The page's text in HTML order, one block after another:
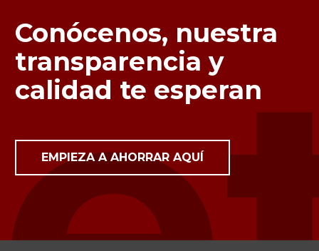
Conócenos, nuestra
transparencia y
calidad te esperan
EMPIEZA A AHORRAR AQUÍ